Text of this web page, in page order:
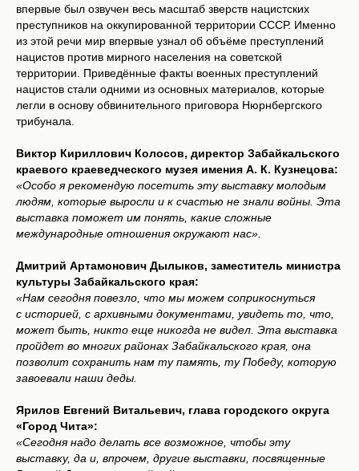
впервые был озвучен весь масштаб зверств нацистских
преступников на оккупированной территории СССР. Именно
из этой речи мир впервые узнал об объёме преступлений
нацистов против мирного населения на советской
территории. Приведённые факты военных преступлений
нацистов стали одними из основных материалов, которые
легли в основу обвинительного приговора Нюрнбергского
трибунала.
Виктор Кириллович Колосов, директор Забайкальского
краевого краеведческого музея имения А. К. Кузнецова:
«Особо я рекомендую посетить эту выставку молодым
людям, которые выросли и к счастью не знали войны. Эта
выставка поможет им понять, какие сложные
международные отношения окружают нас».
Дмитрий Артамонович Дылыков, заместитель министра
культуры Забайкальского края:
«Нам сегодня повезло, что мы можем соприкоснуться
с историей, с архивными документами, увидеть то, что,
может быть, никто еще никогда не видел. Эта выставка
пройдет во многих районах Забайкальского края, она
позволит сохранить нам ту память, ту Победу, которую
завоевали наши деды.
Ярилов Евгений Витальевич, глава городского округа
«Город Чита»:
«Сегодня надо делать все возможное, чтобы эту
выставку, да и, впрочем, другие выставки, посвященные